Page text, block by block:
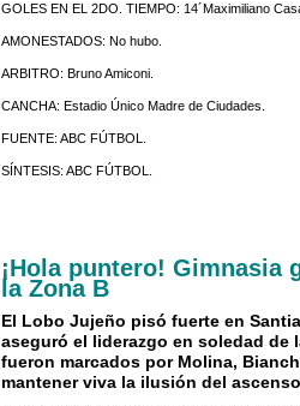
GOLES EN EL 2DO. TIEMPO: 14´Maximiliano
AMONESTADOS: No hubo.
ARBITRO: Bruno Amiconi.
CANCHA: Estadio Único Madre de Ciudades.
FUENTE: ABC FÚTBOL.
SÍNTESIS: ABC FÚTBOL.
¡Hola puntero! Gimnasia
la Zona B
El Lobo Jujeño pisó fuerte en
aseguró el liderazgo en soledad de
fueron marcados por Molina,
mantener viva la ilusión del